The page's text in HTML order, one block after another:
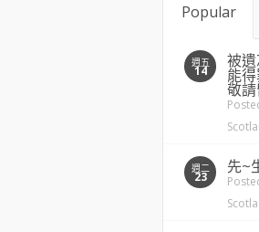
Popular
週五
14
被
能
敬
週二
23
先~